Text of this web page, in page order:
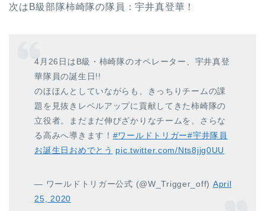
次はB級部隊柿崎隊の隊員：宇井真登華！
4月26日はB級・柿崎隊のオペレーター、宇井真登
華隊員の誕生日!!
のほほんとしていながらも、きっちりチームの課
題を見抜きレベルアップに貢献してきた柿崎隊の
立役者。まだまだ伸びざかりなチームを、さらな
る高みへ導きます！ #ワールドトリガー#宇井隊員
お誕生日おめでとう pic.twitter.com/Nts8jjg0UU
— ワールドトリガー公式 (@W_Trigger_off) April
25, 2020